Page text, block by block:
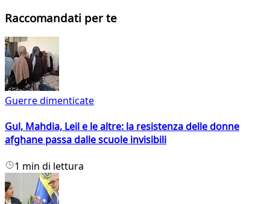
Raccomandati per te
Guerre dimenticate
Gul, Mahdia, Leil e le altre: la resistenza delle donne
afghane passa dalle scuole invisibili
1 min di lettura